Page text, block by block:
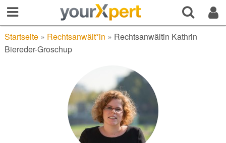
Startseite» Rechtsanwält*in » Rechtsanwältin Kathrin
Biereder-Groschup